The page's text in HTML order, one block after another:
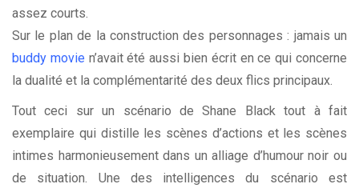
assez courts.
Sur le plan de la construction des personnages : jamais un
buddy movie n’avait été aussi bien écrit en ce qui concerne
la dualité et la complémentarité des deux flics principaux.
Tout ceci sur un scénario de Shane Black tout à fait
exemplaire qui distille les scènes d’actions et les scènes
intimes harmonieusement dans un alliage d’humour noir ou
de situation. Une des intelligences du scénario est